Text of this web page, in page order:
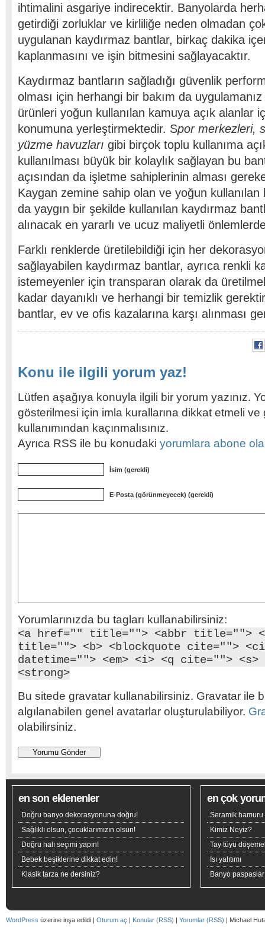
ihtimalini asgariye indirecektir. Banyolarda
getirdiği zorluklar ve kirliliğe neden olmadan
uygulanan kaydırmaz bantlar, birkaç dakika
kaplanmasını ve işin bitmesini sağlayacaktır.
Kaydırmaz bantların sağladığı güvenlik
olması için herhangi bir bakım da
ürünleri yoğun kullanılan kamuya açık alanlar
konumuna yerleştirmektedir. Spor merkezleri,
yüzme havuzları gibi birçok toplu kullanıma
kullanılması büyük bir kolaylık sağlayan bu
açısından da işletme sahiplerinin alması
Kaygan zemine sahip olan ve yoğun kullanılan
da yaygın bir şekilde kullanılan kaydırmaz
alınacak en yararlı ve ucuz maliyetli
Farklı renklerde üretilebildiği için her
sağlayabilen kaydırmaz bantlar, ayrıca renkli
istemeyenler için transparan olarak da
kadar dayanıklı ve herhangi bir temizlik
bantlar, ev ve ofis kazalarına karşı alınması
Konu ile ilgili yorum yaz!
Lütfen aşağıya konuyla ilgili bir yorum yazınız.
gösterilmesi için imla kurallarına dikkat etmeli
kullanımından kaçınmalısınız.
Ayrıca RSS ile bu konudaki yorumlara abone
İsim (gerekli)
E-Posta (görünmeyecek) (gerekli)
Yorumlarınızda bu tagları kullanabilirsiniz:
<a href="" title=""> <abbr title="">
title=""> <b> <blockquote cite="">
datetime=""> <em> <i> <q cite="">
<strong>
Bu sitede gravatar kullanabilirsiniz. Gravatar ile
algılanabilen genel avatarlar oluşturulabiliyor.
olabilirsiniz.
en son eklenenler
Doğru banyo dekorasyonuna doğru!
Sağlıklı olsun, çocuklarımızın olsun!
Doğru halı seçimi yapın!
Bebek beşiklerine dikkat edin!
Klasik tarza ne dersiniz?
en çok
Seramik hamuru
Kimiz Neyiz?
Tay tüyü
Isı yalıtımı
Banyo
WordPress üzerine inşa edildi | Oturum aç | Konular (RSS) | Yorumlar (RSS) | Michael